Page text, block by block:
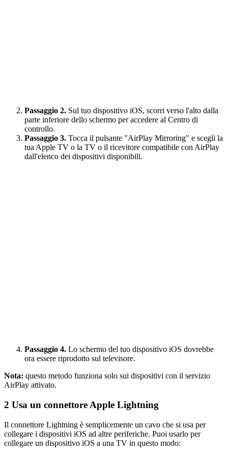
Passaggio 2. Sul tuo dispositivo iOS, scorri verso l'alto dalla
parte inferiore dello schermo per accedere al Centro di
controllo.
Passaggio 3. Tocca il pulsante "AirPlay Mirroring" e scegli la
tua Apple TV o la TV o il ricevitore compatibile con AirPlay
dall'elenco dei dispositivi disponibili.
Passaggio 4. Lo schermo del tuo dispositivo iOS dovrebbe
ora essere riprodotto sul televisore.
Nota: questo metodo funziona solo sui dispositivi con il servizio
AirPlay attivato.
2 Usa un connettore Apple Lightning
Il connettore Lightning è semplicemente un cavo che si usa per
collegare i dispositivi iOS ad altre periferiche. Puoi usarlo per
collegare un dispositivo iOS a una TV in questo modo: